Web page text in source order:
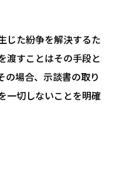
じた紛争を解決するた
渡すことはその手段と
の場合、示談書の取り
一切しないことを明確